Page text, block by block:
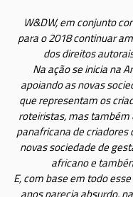
W&DW, em conjunto
para o 2018 continuar
dos direitos
Na ação se inicia na
apoiando as novas
que representam os
roteiristas, mas também
panafricana de
novas sociedade de
africano e
E, com base em todo
anos parecia absurdo,